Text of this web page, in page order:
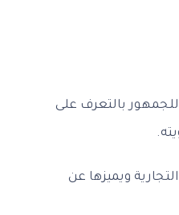
بالتعرف على
ويميزها عن